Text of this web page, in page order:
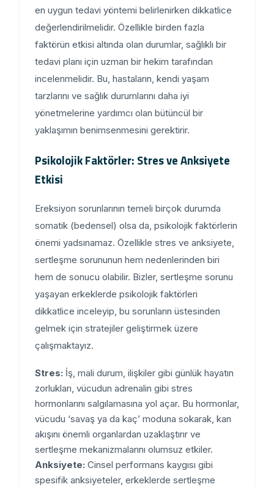
en uygun tedavi yöntemi belirlenirken dikkatlice
değerlendirilmelidir. Özellikle birden fazla
faktörün etkisi altında olan durumlar, sağlıklı bir
tedavi planı için uzman bir hekim tarafından
incelenmelidir. Bu, hastaların, kendi yaşam
tarzlarını ve sağlık durumlarını daha iyi
yönetmelerine yardımcı olan bütüncül bir
yaklaşımın benimsenmesini gerektirir.
Psikolojik Faktörler: Stres ve Anksiyete
Etkisi
Ereksiyon sorunlarının temeli birçok durumda
somatik (bedensel) olsa da, psikolojik faktörlerin
önemi yadsınamaz. Özellikle stres ve anksiyete,
sertleşme sorununun hem nedenlerinden biri
hem de sonucu olabilir. Bizler, sertleşme sorunu
yaşayan erkeklerde psikolojik faktörleri
dikkatlice inceleyip, bu sorunların üstesinden
gelmek için stratejiler geliştirmek üzere
çalışmaktayız.
Stres: İş, mali durum, ilişkiler gibi günlük hayatın
zorlukları, vücudun adrenalin gibi stres
hormonlarını salgılamasına yol açar. Bu hormonlar,
vücudu ‘savaş ya da kaç’ moduna sokarak, kan
akışını önemli organlardan uzaklaştırır ve
sertleşme mekanizmalarını olumsuz etkiler.
Anksiyete: Cinsel performans kaygısı gibi
spesifik anksiyeteler, erkeklerde sertleşme